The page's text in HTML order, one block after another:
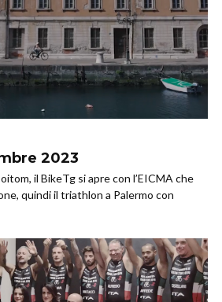
2023
il BikeTg si apre con l’EICMA che
quindi il triathlon a Palermo con